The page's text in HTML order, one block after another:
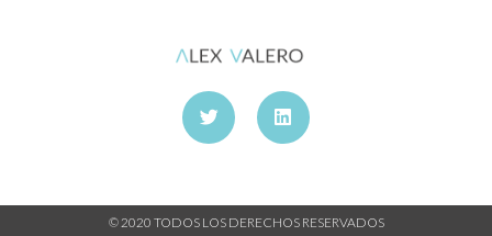
© 2020 TODOS LOS DERECHOS RESERVADOS